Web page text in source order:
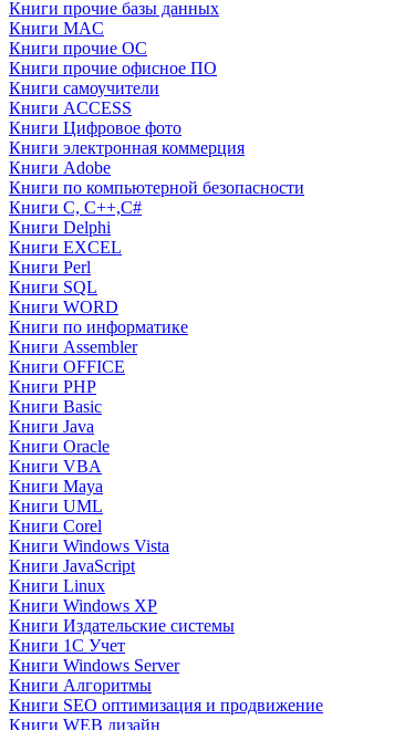
Книги прочие базы данных
Книги MAC
Книги прочие ОС
Книги прочие офисное ПО
Книги самоучители
Книги ACCESS
Книги Цифровое фото
Книги электронная коммерция
Книги Adobe
Книги по компьютерной безопасности
Книги C, C++,С#
Книги Delphi
Книги EXCEL
Книги Perl
Книги SQL
Книги WORD
Книги по информатике
Книги Assembler
Книги OFFICE
Книги PHP
Книги Basic
Книги Java
Книги Oracle
Книги VBA
Книги Maya
Книги UML
Книги Corel
Книги Windows Vista
Книги JavaScript
Книги Linux
Книги Windows XP
Книги Издательские системы
Книги 1C Учет
Книги Windows Server
Книги Алгоритмы
Книги SEO оптимизация и продвижение
Книги WEB дизайн